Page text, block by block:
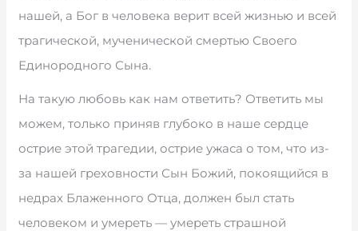
нашей, а Бог в человека верит всей жизнью и всей
трагической, мученической смертью Своего
Единородного Сына.
На такую любовь как нам ответить? Ответить мы
можем, только приняв глубоко в наше сердце
острие этой трагедии, острие ужаса о том, что из-
за нашей греховности Сын Божий, покоящийся в
недрах Блаженного Отца, должен был стать
человеком и умереть — умереть страшной